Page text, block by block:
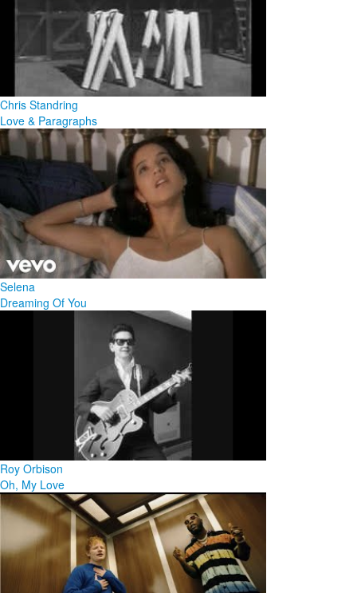
Chris Standring
Love & Paragraphs
Selena
Dreaming Of You
Roy Orbison
Oh, My Love